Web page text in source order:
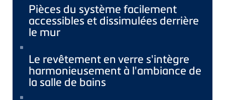
Pièces du système facilement
accessibles et dissimulées derrière
le mur
Le revêtement en verre s'intègre
harmonieusement à l'ambiance de
la salle de bains